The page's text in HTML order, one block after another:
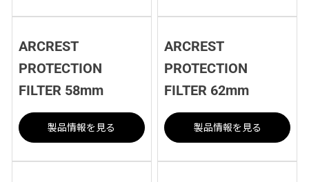
ARCREST
PROTECTION
FILTER 58mm
製品情報を見る
ARCREST
PROTECTION
FILTER 62mm
製品情報を見る